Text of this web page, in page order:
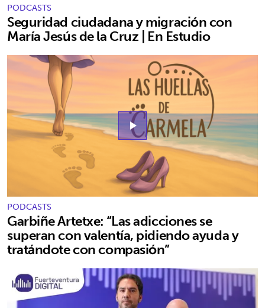
PODCASTS
Seguridad ciudadana y migración con
María Jesús de la Cruz | En Estudio
play_arrow
PODCASTS
Garbiñe Artetxe: “Las adicciones se
superan con valentía, pidiendo ayuda y
tratándote con compasión”